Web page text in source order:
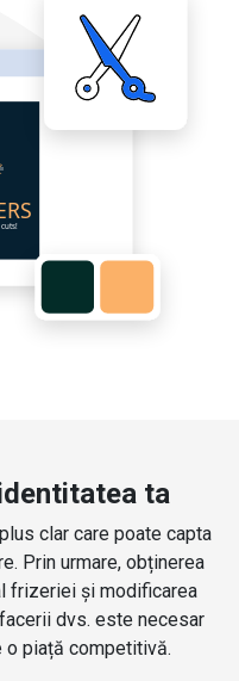
ta
clar care poate capta
Prin urmare, obținerea
frizeriei și modificarea
dvs. este necesar
o piață competitivă.